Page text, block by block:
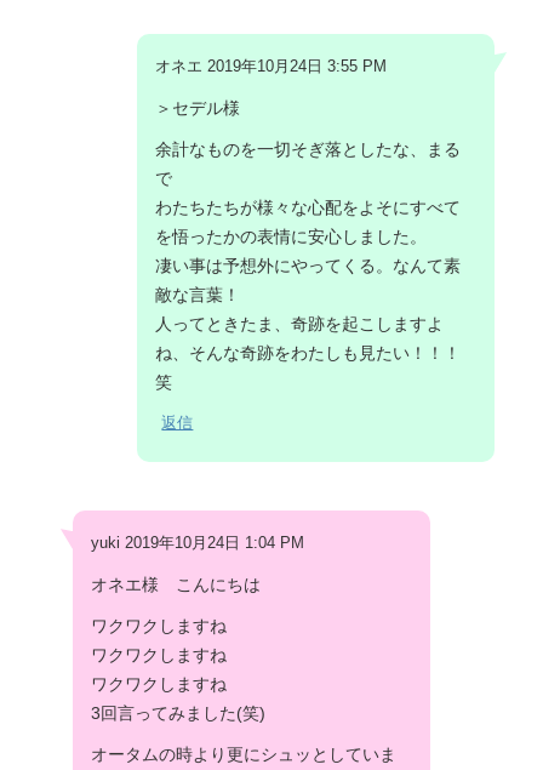
オネエ 2019年10月24日 3:55 PM
＞セデル様
余計なものを一切そぎ落としたな、まる
で
わたちたちが様々な心配をよそにすべて
を悟ったかの表情に安心しました。
凄い事は予想外にやってくる。なんて素
敵な言葉！
人ってときたま、奇跡を起こしますよ
ね、そんな奇跡をわたしも見たい！！！
笑
返信
yuki 2019年10月24日 1:04 PM
オネエ様 こんにちは
ワクワクしますね
ワクワクしますね
ワクワクしますね
3回言ってみました(笑)
オータムの時より更にシュッとしていま